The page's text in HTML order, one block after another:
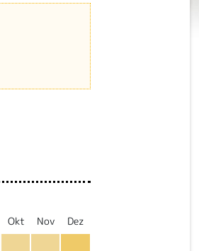
Okt Nov Dez